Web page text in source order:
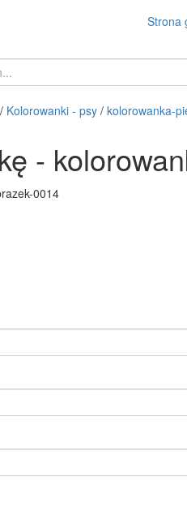
Strona
/ Kolorowanki - psy / kolorowanka-
-